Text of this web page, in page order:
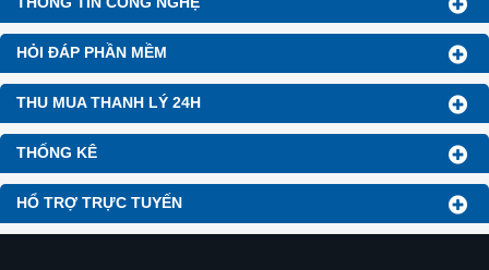
HỎI ĐÁP PHẦN MỀM
THU MUA THANH LÝ 24H
THỐNG KÊ
HỔ TRỢ TRỰC TUYẾN